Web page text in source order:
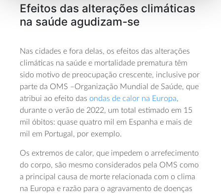
Efeitos das alterações climáticas
na saúde agudizam-se
Nas cidades e fora delas, os efeitos das alterações
climáticas na saúde e mortalidade prematura têm
sido motivo de preocupação crescente, inclusive por
parte da OMS –Organização Mundial de Saúde, que
atribui ao efeito das ondas de calor na Europa,
durante o verão de 2022, um total estimado em 15
mil óbitos: quase quatro mil em Espanha e mais de
mil em Portugal, por exemplo.
Os extremos de calor, que impedem o arrefecimento
do corpo, são mesmo considerados pela OMS como
a principal causa de morte relacionada com o clima
na Europa e razão para o agravamento de doenças